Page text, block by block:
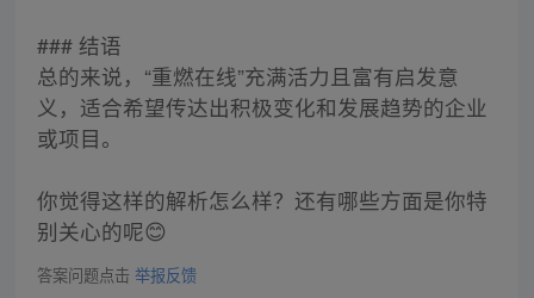
### 结语
总的来说，“重燃在线”充满活力且富有启发意
义，适合希望传达出积极变化和发展趋势的企业
或项目。
你觉得这样的解析怎么样？还有哪些方面是你特
别关心的呢😊
答案问题点击 举报反馈